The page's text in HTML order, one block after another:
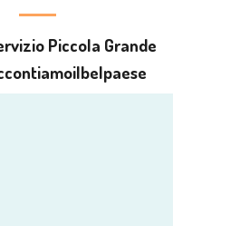
Piccola Grande